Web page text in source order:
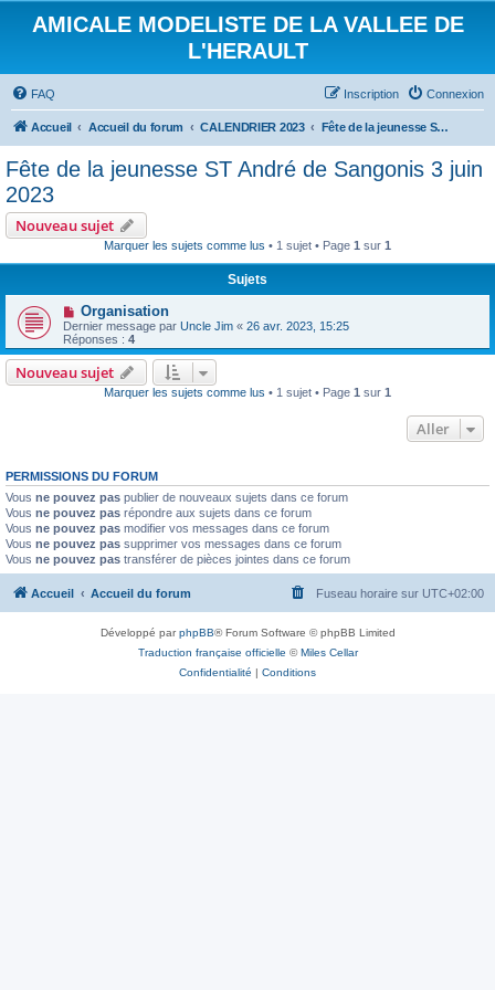
AMICALE MODELISTE DE LA VALLEE DE
L'HERAULT
FAQ Connexion
Inscription
Accueil Accueil du forum CALENDRIER 2023 Fête de la jeunesse ST André de Sangonis 3 juin 2023
Fête de la jeunesse ST André de Sangonis 3 juin
2023
Nouveau sujet
Marquer les sujets comme lus • 1 sujet • Page 1 sur 1
Sujets
Organisation
Dernier message par Uncle Jim « 26 avr. 2023, 15:25
Réponses : 4
Nouveau sujet
Marquer les sujets comme lus • 1 sujet • Page 1 sur 1
Aller
PERMISSIONS DU FORUM
Vous ne pouvez pas publier de nouveaux sujets dans ce forum
Vous ne pouvez pas répondre aux sujets dans ce forum
Vous ne pouvez pas modifier vos messages dans ce forum
Vous ne pouvez pas supprimer vos messages dans ce forum
Vous ne pouvez pas transférer de pièces jointes dans ce forum
Accueil Accueil du forum Fuseau horaire sur UTC+02:00
Développé parphpBB® Forum Software © phpBB Limited
Traduction française officielle ©Miles Cellar
Confidentialité | Conditions